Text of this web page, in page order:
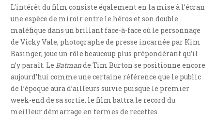
L’intérêt du film consiste également en la mise à l’écran
une espèce de miroir entre le héros et son double
maléfique dans un brillant face-à-face où le personnage
de Vicky Vale, photographe de presse incarnée par Kim
Basinger, joue un rôle beaucoup plus prépondérant qu’il
n’y paraît. LeBatmande Tim Burton se positionne encore
aujourd’hui comme une certaine référence que le public
de l’époque aura d’ailleurs suivie puisque le premier
week-end de sa sortie, le film battra le record du
meilleur démarrage en termes de recettes.